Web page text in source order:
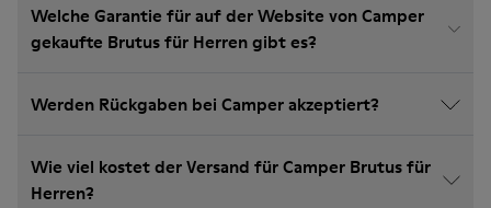
Welche Garantie für auf der Website von Camper
gekaufte Brutus für Herren gibt es?
Werden Rückgaben bei Camper akzeptiert?
Wie viel kostet der Versand für Camper Brutus für
Herren?